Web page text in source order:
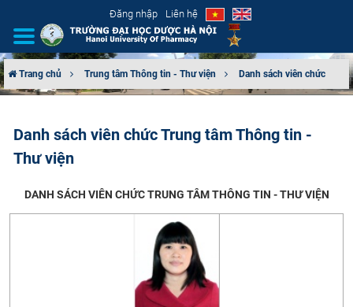
Đăng nhập Liên hệ
CƠ CẤU TỔ CHỨC
ĐÀO TẠO
ĐẢM BẢO CHẤT LƯỢNG
KHOA HỌC CÔNG NGHỆ
Trang chủ Trung tâm Thông tin - Thư viện Danh sách viên chức
Danh sách viên chức Trung tâm Thông tin -
Thư viện
DANH SÁCH VIÊN CHỨC TRUNG TÂM THÔNG TIN - THƯ VIỆN